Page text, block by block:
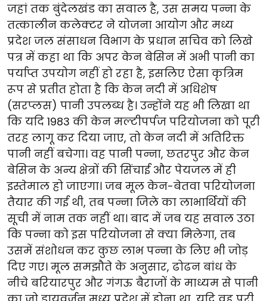
जहां तक बुंदेलखंड का सवाल है, उस समय पन्ना के
तत्कालीन कलेक्टर ने योजना आयोग और मध्य
प्रदेश जल संसाधन विभाग के प्रधान सचिव को लिखे
पत्र में कहा था कि अपर केन बेसिन में अभी पानी का
पर्याप्त उपयोग नहीं हो रहा है, इसलिए ऐसा कृत्रिम
रूप से प्रतीत होता है कि केन नदी में अधिशेष
(सरप्लस) पानी उपलब्ध है। उन्होंने यह भी लिखा था
कि यदि 1983 की केन मल्टीपर्पज परियोजना को पूरी
तरह लागू कर दिया जाए, तो केन नदी में अतिरिक्त
पानी नहीं बचेगा। वह पानी पन्ना, छतरपुर और केन
बेसिन के अन्य क्षेत्रों की सिंचाई और पेयजल में ही
इस्तेमाल हो जाएगा। जब मूल केन-बेतवा परियोजना
तैयार की गई थी, तब पन्ना जिले का लाभार्थियों की
सूची में नाम तक नहीं था। बाद में जब यह सवाल उठा
कि पन्ना को इस परियोजना से क्या मिलेगा, तब
उसमें संशोधन कर कुछ लाभ पन्ना के लिए भी जोड़
दिए गए। मूल समझौते के अनुसार, ढोढन बांध के
नीचे बरियारपुर और गंगऊ बैराजों के माध्यम से पानी